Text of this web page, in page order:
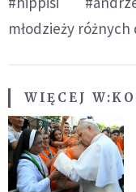
młodzieży różnych
WIĘCEJ W: